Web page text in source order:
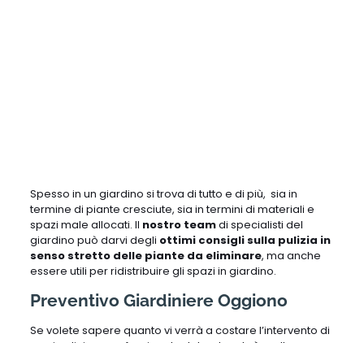
Spesso in un giardino si trova di tutto e di più, sia in
termine di piante cresciute, sia in termini di materiali e
spazi male allocati. Il nostro teamdi specialisti del
giardino può darvi degli ottimi consigli sulla pulizia in
senso stretto delle piante da eliminare, ma anche
essere utili per ridistribuire gli spazi in giardino.
Preventivo Giardiniere Oggiono
Se volete sapere quanto vi verrà a costare l’intervento di